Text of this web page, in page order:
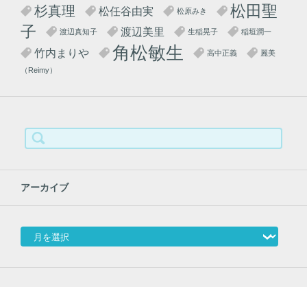
杉真理 松任谷由実 松原みき
松田聖
子
渡辺真知子 渡辺美里 生稲晃子 稲垣潤一
竹内まりや 角松敏生 高中正義 麗美
（Reimy）
索:
アーカイブ
アーカイブ